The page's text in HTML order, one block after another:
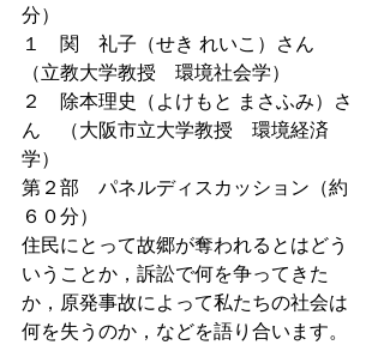
分）
１　関　礼子（せき れいこ）さん
（立教大学教授　環境社会学）
２　除本理史（よけもと まさふみ）さ
ん　（大阪市立大学教授　環境経済
学）
第２部　パネルディスカッション（約
６０分）
住民にとって故郷が奪われるとはどう
いうことか，訴訟で何を争ってきた
か，原発事故によって私たちの社会は
何を失うのか，などを語り合います。